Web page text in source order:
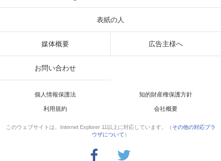
表紙の人
媒体概要 広告主様へ
お問い合わせ
個人情報保護法 知的財産権保護方針
利用規約 会社概要
このウェブサイトは、Internet Explorer 11以上に対応しています。（ その他の対応ブラ
ウザについて ）